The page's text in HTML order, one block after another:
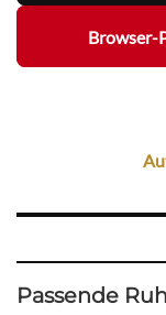
Browser-
Passende